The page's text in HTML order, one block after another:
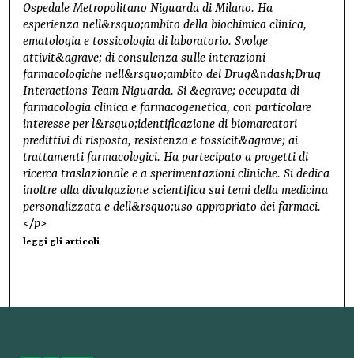
Ospedale Metropolitano Niguarda di Milano. Ha
esperienza nell&rsquo;ambito della biochimica clinica,
ematologia e tossicologia di laboratorio. Svolge
attivit&agrave; di consulenza sulle interazioni
farmacologiche nell&rsquo;ambito del Drug&ndash;Drug
Interactions Team Niguarda. Si &egrave; occupata di
farmacologia clinica e farmacogenetica, con particolare
interesse per l&rsquo;identificazione di biomarcatori
predittivi di risposta, resistenza e tossicit&agrave; ai
trattamenti farmacologici. Ha partecipato a progetti di
ricerca traslazionale e a sperimentazioni cliniche. Si dedica
inoltre alla divulgazione scientifica sui temi della medicina
personalizzata e dell&rsquo;uso appropriato dei farmaci.
</p>
leggi gli articoli